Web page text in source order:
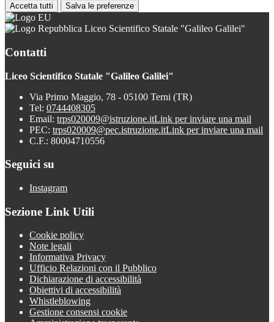
Accetta tutti Salva le preferenze
Liceo Scientifico Statale "Galileo Galilei"
Contatti
Liceo Scientifico Statale "Galileo Galilei"
Via Primo Maggio, 78 - 05100 Terni (TR)
Tel: 0744408305
Email: trps020009@istruzione.itLink per inviare una mail
PEC: trps020009@pec.istruzione.itLink per inviare una mail
C.F.: 80004710556
Seguici su
Instagram
Sezione Link Utili
Cookie policy
Note legali
Informativa Privacy
Ufficio Relazioni con il Pubblico
Dichiarazione di accessibilità
Obiettivi di accessibilità
Whistleblowing
Gestione consensi cookie